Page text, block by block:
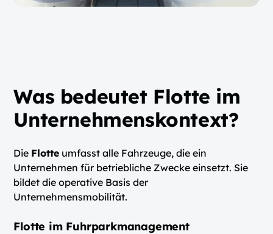
Was bedeutet Flotte im
Unternehmenskontext?
Die Flotte umfasst alle Fahrzeuge, die ein
Unternehmen für betriebliche Zwecke einsetzt. Sie
bildet die operative Basis der
Unternehmensmobilität.
Flotte im Fuhrparkmanagement